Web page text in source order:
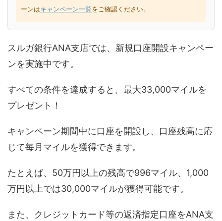
ーンはキャンペーン一覧をご確認ください。
スルガ銀行ANA支店では、新規口座開設キャンペー
ンを実施中です。
すべての条件を達成すると、最大33,000マイルを
プレゼント！
キャンペーン期間中に口座を開設し、口座残高に応
じて毎月マイルを獲得できます。
たとえば、50万円以上の残高で996マイル、1,000
万円以上では30,000マイルが獲得可能です。
また、クレジットカード等の返済指定口座をANA支